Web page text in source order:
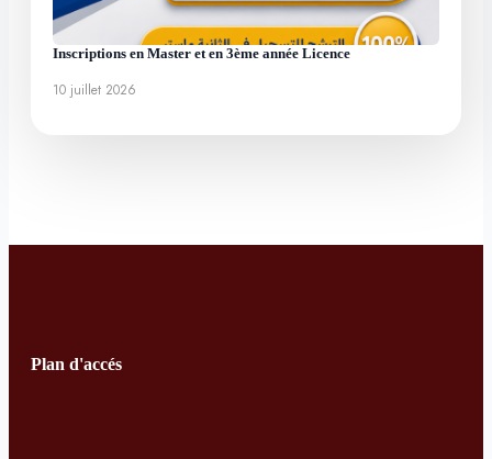
Inscriptions en Master et en 3ème année Licence
10 juillet 2026
Plan d'accés